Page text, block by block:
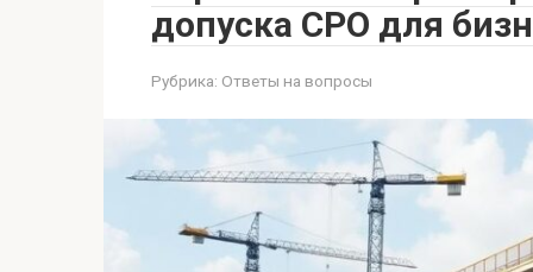
допуска СРО для
Рубрика: Ответы на вопросы